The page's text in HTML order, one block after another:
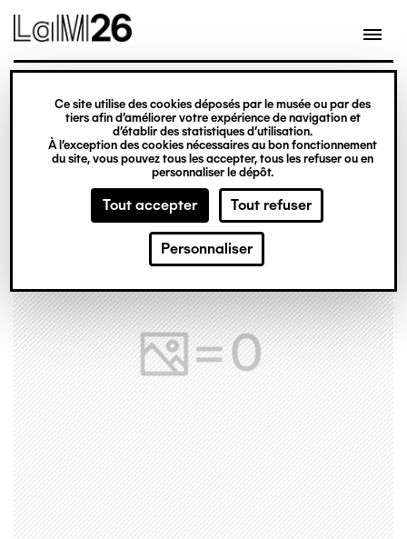
Gestion des cookies
Ce site utilise des cookies déposés par le musée ou par des
tiers afin d’améliorer votre expérience de navigation et
d’établir des statistiques d’utilisation.
À l’exception des cookies nécessaires au bon fonctionnement
du site, vous pouvez tous les accepter, tous les refuser ou en
personnaliser le dépôt.
Tout accepter Tout refuser
Personnaliser
contenu